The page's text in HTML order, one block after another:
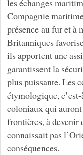
les échanges
Compagnie
présence au fur et à
Britanniques
ils apportent une
garantissent la
plus puissante. Les
étymologique,
coloniaux qui
frontières, à devenir
connaissait pas
conséquences.